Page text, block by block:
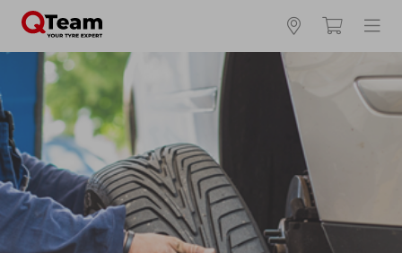
Kies en bestel uw banden online
Waar vind ik mijn bandenmaat?
Zomerbanden
4 seizoenen
Winterbanden
Breedte *